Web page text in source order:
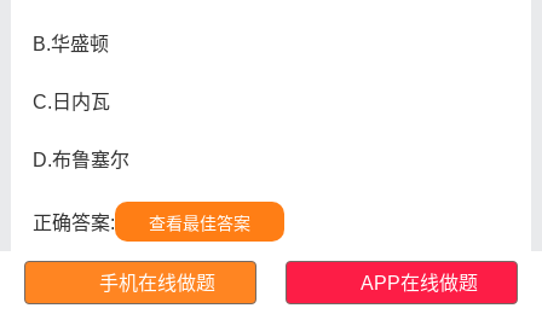
B.华盛顿
C.日内瓦
D.布鲁塞尔
正确答案: 查看最佳答案
参考解析:1919年10月29日至11月29日在美国华盛顿举
手机在线做题 APP在线做题